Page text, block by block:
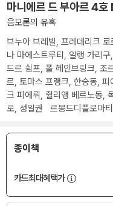
마니에르 드 부아르
음모론의 유혹
브누아 브레빌, 프레데리크 로
나 마에스트루티 , 알랭 가리구,
드르 쉼프, 폴 헤인브링크, 조
르, 토마스 프랭크, 한승동, 피
크 피에뤼 , 쥘리앵 베르노동,
로, 성일권 르몽드디플로마
종이책
카드최대혜택가